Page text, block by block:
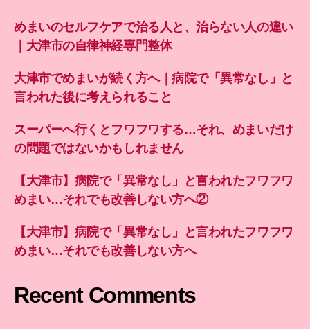
めまいのセルフケアで治る人と、治らない人の違い
｜大津市の自律神経専門整体
大津市でめまいが続く方へ｜病院で「異常なし」と
言われた後に考えられること
スーパーへ行くとフワフワする…それ、めまいだけ
の問題ではないかもしれません
【大津市】病院で「異常なし」と言われたフワフワ
めまい…それでも改善しない方へ②
【大津市】病院で「異常なし」と言われたフワフワ
めまい…それでも改善しない方へ
Recent Comments